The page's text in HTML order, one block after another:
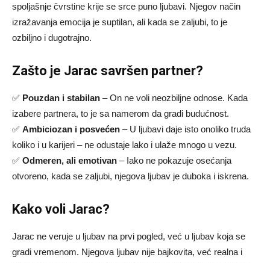
spoljašnje čvrstine krije se srce puno ljubavi. Njegov način
izražavanja emocija je suptilan, ali kada se zaljubi, to je
ozbiljno i dugotrajno.
Zašto je Jarac savršen partner?
✅ Pouzdan i stabilan – On ne voli neozbiljne odnose. Kada
izabere partnera, to je sa namerom da gradi budućnost.
✅ Ambiciozan i posvećen – U ljubavi daje isto onoliko truda
koliko i u karijeri – ne odustaje lako i ulaže mnogo u vezu.
✅ Odmeren, ali emotivan – Iako ne pokazuje osećanja
otvoreno, kada se zaljubi, njegova ljubav je duboka i iskrena.
Kako voli Jarac?
Jarac ne veruje u ljubav na prvi pogled, već u ljubav koja se
gradi vremenom. Njegova ljubav nije bajkovita, već realna i